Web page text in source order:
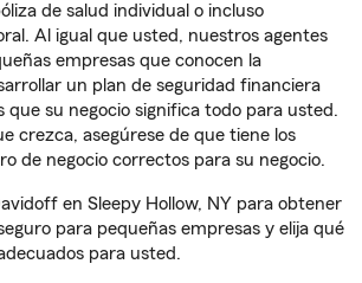
de salud individual o incluso
Al igual que usted, nuestros agentes
empresas que conocen la
un plan de seguridad financiera
que su negocio significa todo para usted.
crezca, asegúrese de que tiene los
de negocio correctos para su negocio.
en Sleepy Hollow, NY para obtener
para pequeñas empresas y elija qué
para usted.